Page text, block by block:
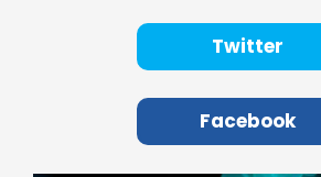
Twitter
Facebook